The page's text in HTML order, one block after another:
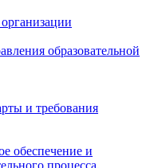
образовательной
и требования
обеспечение и
процесса.